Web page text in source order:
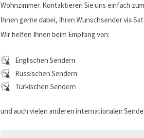
Wohnzimmer. Kontaktieren Sie uns einfach
Ihnen gerne dabei, Ihren Wunschsender via
Wir helfen Ihnen beim Empfang von:
Englischen Sendern
Russischen Sendern
Türkischen Sendern
und auch vielen anderen internationalen